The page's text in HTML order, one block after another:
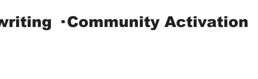
· Community Activation